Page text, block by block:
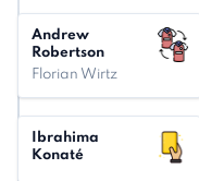
Andrew
Robertson
Florian Wirtz
Ibrahima
Konaté